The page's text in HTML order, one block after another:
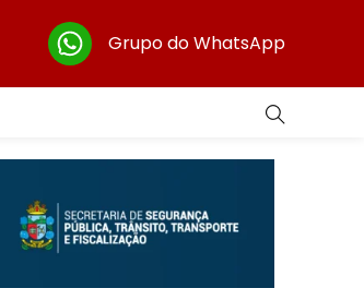
Grupo do WhatsApp